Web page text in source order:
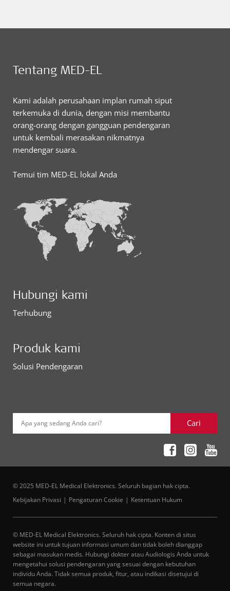
Tentang MED-EL
Kami adalah perusahaan implan rumah siput
terkemuka di dunia, dengan misi membantu
orang-orang dengan gangguan pendengaran
untuk kembali merasakan nikmatnya
mendengar suara.
Temui tim MED-EL lokal Anda
Hubungi kami
Terhubung
Produk kami
Solusi Pendengaran
Apa yang sedang Anda cari? Cari
© 2025 MED-EL Medical Elektronics. Seluruh bagian hak cipta.
Kebijakan Privasi
Pengaturan Cookie Ketentuan Hukum
© MED-EL Medical Elektronics. Seluruh hak cipta. Konten di situs
website ini untuk tujuan informasi umum dan tidak boleh dianggap
sebagai masukan medis. Hubungi dokter atau Audiologis Anda untuk
mengetahui solusi pendengaran yang sesuai dengan kebutuhan
individu Anda. Tidak semua produk, fitur, atau indikasi disetujui di
semua negara.